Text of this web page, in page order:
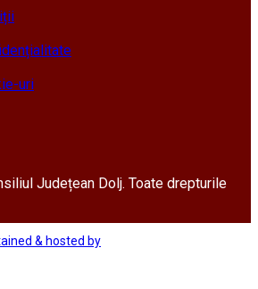
uri
Județean Dolj. Toate drepturile
& hosted by